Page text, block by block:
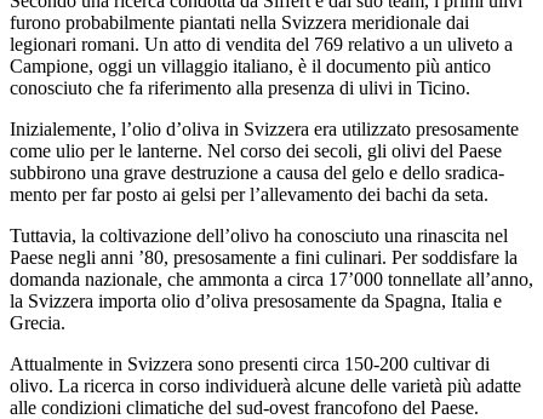
furono probabilmente piantati nella Svizzera meridionale dai
legionari romani. Un atto di vendita del 769 relativo a un uliveto a
Campione, oggi un villaggio italiano, è il documento più antico
conosciuto che fa riferimento alla presenza di ulivi in Ticino.
Iniz­iale­mente, l’olio d’oliva in Svizzera era u­til­izzato pre­so­samente
come u­lio per le lanterne. Nel corso dei sec­oli, gli olivi del Paese
sub­bi­ro­no­ una grave de­struzione a causa del gelo e dello sradica­
mento per far posto ai gelsi per l’allev­a­mento dei bachi da seta.
Tuttavia, la col­tivazione dell’olivo ha con­osciuto una ri­na­sci­ta nel
Paese negli anni ’80, pre­so­samente a fini cul­inari. Per sod­dis­fare la
dom­anda na­ziona­le, che am­monta a circa 17’000 tonnellate all’anno,
la Svizzera impor­ta olio d’oliva pre­so­samente da Spagna, Italia e
Grecia.
Attualmente in Svizzera sono presenti circa 150-200 cultivar di
olivo. La ricerca in corso individuerà alcune delle varietà più adatte
alle condizioni climatiche del sud-ovest francofono del Paese.